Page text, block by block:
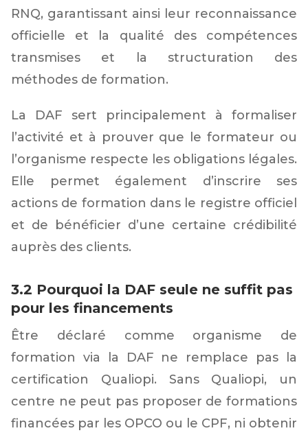
RNQ, garantissant ainsi leur reconnaissance
officielle et la qualité des compétences
transmises et la structuration des
méthodes de formation.
La DAF sert principalement à formaliser
l’activité et à prouver que le formateur ou
l’organisme respecte les obligations légales.
Elle permet également d’inscrire ses
actions de formation dans le registre officiel
et de bénéficier d’une certaine crédibilité
auprès des clients.
3.2 Pourquoi la DAF seule ne suffit pas
pour les financements
Être déclaré comme organisme de
formation via la DAF ne remplace pas la
certification Qualiopi. Sans Qualiopi, un
centre ne peut pas proposer de formations
financées par les OPCO ou le CPF, ni obtenir